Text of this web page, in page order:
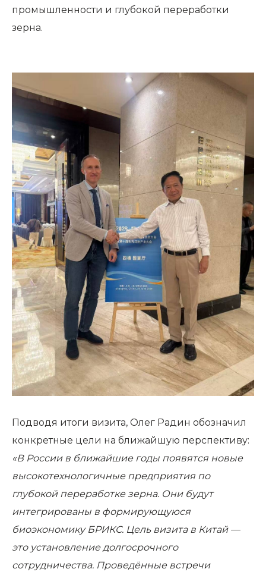
промышленности и глубокой переработки
зерна.
Подводя итоги визита, Олег Радин обозначил
конкретные цели на ближайшую перспективу:
«В России в ближайшие годы появятся новые
высокотехнологичные предприятия по
глубокой переработке зерна. Они будут
интегрированы в формирующуюся
биоэкономику БРИКС. Цель визита в Китай —
это установление долгосрочного
сотрудничества. Проведённые встречи